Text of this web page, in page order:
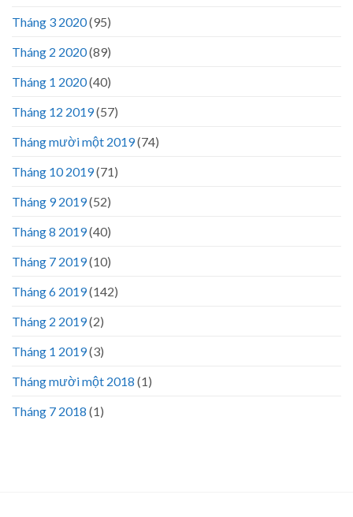
Tháng 3 2020(95)
Tháng 2 2020(89)
Tháng 1 2020(40)
Tháng 12 2019(57)
Tháng mười một 2019(74)
Tháng 10 2019(71)
Tháng 9 2019(52)
Tháng 8 2019(40)
Tháng 7 2019(10)
Tháng 6 2019(142)
Tháng 2 2019(2)
Tháng 1 2019(3)
Tháng mười một 2018 (1)
Tháng 7 2018 (1)